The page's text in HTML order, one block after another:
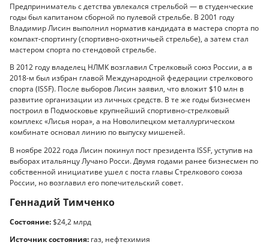
Предприниматель с детства увлекался стрельбой — в студенческие
годы был капитаном сборной по пулевой стрельбе. В 2001 году
Владимир Лисин выполнил норматив кандидата в мастера спорта по
компакт-спортингу (спортивно-охотничьей стрельбе), а затем стал
мастером спорта по стендовой стрельбе.
В 2012 году владелец НЛМК возглавил Стрелковый союз России, а в
2018-м был избран главой Международной федерации стрелкового
спорта (ISSF). После выборов Лисин заявил, что вложит $10 млн в
развитие организации из личных средств. В те же годы бизнесмен
построил в Подмосковье крупнейший спортивно-стрелковый
комплекс «Лисья нора», а на Новолипецком металлургическом
комбинате основал линию по выпуску мишеней.
В ноябре 2022 года Лисин покинул пост президента ISSF, уступив на
выборах итальянцу Лучано Росси. Двумя годами ранее бизнесмен по
собственной инициативе ушел с поста главы Стрелкового союза
России, но возглавил его попечительский совет.
Геннадий Тимченко
Состояние:$24,2 млрд
Источник состояния: газ, нефтехимия